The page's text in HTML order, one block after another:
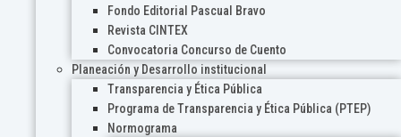
Fondo Editorial Pascual Bravo
Revista CINTEX
Convocatoria Concurso de Cuento
Planeación y Desarrollo institucional
Transparencia y Ética Pública
Programa de Transparencia y Ética Pública (PTEP)
Normograma